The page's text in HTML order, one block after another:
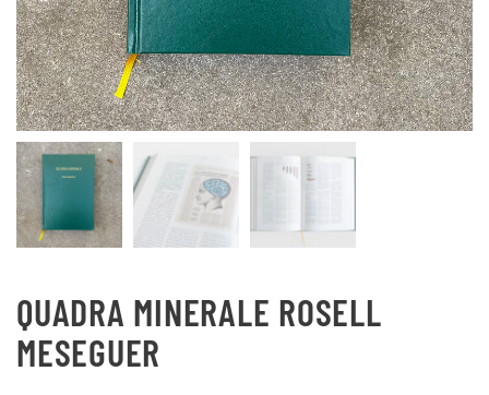
QUADRA MINERALE ROSELL
MESEGUER